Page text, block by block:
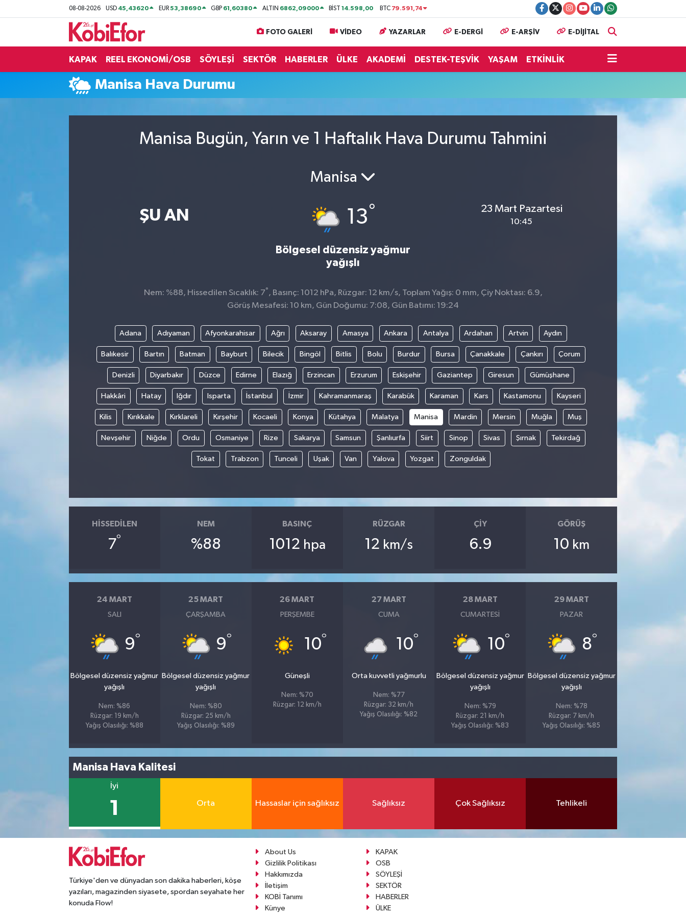
08-08-2026 USD 45,43620 EUR53,38690 GBP 61,60380 ALTIN 6862,09000 BİST14.598,00 BTC 79.591,74
FOTO GALERİ VİDEO YAZARLAR E-DERGİ E-ARŞİV E-DİJİTAL
KAPAK REEL EKONOMİ/OSB SÖYLEŞİ SEKTÖR HABERLER ÜLKE AKADEMİ DESTEK-TEŞVİK YAŞAM ETKİNLİK
Manisa Hava Durumu
Manisa Bugün, Yarın ve 1 Haftalık Hava Durumu Tahmini
ŞU AN
Manisa
13°
Bölgesel düzensiz yağmur
yağışlı
23 Mart Pazartesi
10:45
Nem: %88, Hissedilen Sıcaklık: 7° , Basınç: 1012 hPa, Rüzgar: 12 km/s, Toplam Yağış: 0 mm, Çiy Noktası: 6.9,
Görüş Mesafesi: 10 km, Gün Doğumu: 7:08, Gün Batımı: 19:24
Adana Adıyaman Afyonkarahisar Ağrı Aksaray Amasya Ankara Antalya Ardahan Artvin Aydın
Balıkesir Bartın Batman Bayburt Bilecik Bingöl Bitlis Bolu Burdur Bursa Çanakkale Çankırı Çorum
Denizli Diyarbakır Düzce Edirne Elazığ Erzincan Erzurum Eskişehir Gaziantep Giresun Gümüşhane
Hakkâri Hatay Iğdır Isparta İstanbul İzmir Kahramanmaraş Karabük Karaman Kars Kastamonu Kayseri
Kilis Kırıkkale Kırklareli Kırşehir Kocaeli Konya Kütahya Malatya Manisa Mardin Mersin Muğla Muş
Nevşehir Niğde Ordu Osmaniye Rize Sakarya Samsun Şanlıurfa Siirt Sinop Sivas Şırnak Tekirdağ
Tokat Trabzon Tunceli Uşak Van Yalova Yozgat Zonguldak
HISSEDILEN
7°
NEM
%88
BASINÇ
1012 hpa
RÜZGAR
12 km/s
ÇIY
6.9
GÖRÜŞ
10 km
24 MART
SALI
9°
Bölgesel düzensiz yağmur
yağışlı
Nem: %86
Rüzgar: 19 km/h
Yağış Olasılığı: %88
25 MART
ÇARŞAMBA
9°
Bölgesel düzensiz yağmur
yağışlı
Nem: %80
Rüzgar: 25 km/h
Yağış Olasılığı: %89
26 MART
PERŞEMBE
10°
Güneşli
Nem: %70
Rüzgar: 12 km/h
27 MART
CUMA
10°
Orta kuvvetli yağmurlu
Nem: %77
Rüzgar: 32 km/h
Yağış Olasılığı: %82
28 MART
CUMARTESI
10°
Bölgesel düzensiz yağmur
yağışlı
Nem: %79
Rüzgar: 21 km/h
Yağış Olasılığı: %83
29 MART
PAZAR
8°
Bölgesel düzensiz yağmur
yağışlı
Nem: %78
Rüzgar: 7 km/h
Yağış Olasılığı: %85
Manisa Hava Kalitesi
İyi
1 Orta Hassaslar için sağlıksız Sağlıksız Çok Sağlıksız Tehlikeli
Türkiye'den ve dünyadan son dakika haberleri, köşe
yazıları, magazinden siyasete, spordan seyahate her
konuda Flow!
About Us
KAPAK
Gizlilik Politikası
OSB
Hakkımızda
SÖYLEŞİ
İletişim
SEKTÖR
KOBİ Tanımı
HABERLER
Künye
ÜLKE
BİLİŞİM PANO
DESTEK-TEŞVİK